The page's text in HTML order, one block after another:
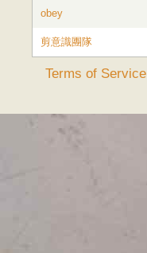
obey
剪意識團隊
Terms of Service